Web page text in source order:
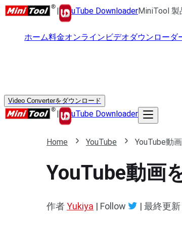
| uTube DownloaderMiniTool 製
ホーム料金オンラインビデオダウンローダ
Video Converterをダウンロード
| uTube Downloader
Home YouTube YouTube動
YouTube動画
作者Yukiya | Follow | 最終更新